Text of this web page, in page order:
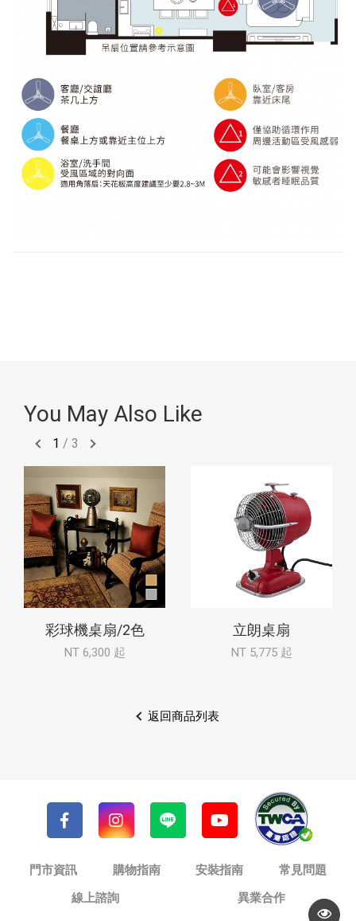
You May Also Like
1 / 3
彩球機桌扇/2色
NT 6,300 起
立朗桌扇
NT 5,775 起
返回商品列表
門市資訊 購物指南 安裝指南
常見問題
線上諮詢
異業合作